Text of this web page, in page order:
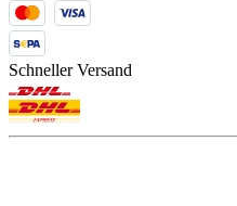
Schneller Versand